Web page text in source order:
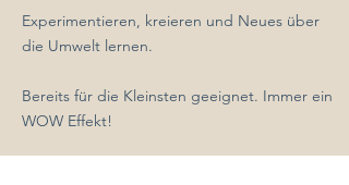
Experimentieren, kreieren und Neues über
die Umwelt lernen.
Bereits für die Kleinsten geeignet. Immer ein
WOW Effekt!